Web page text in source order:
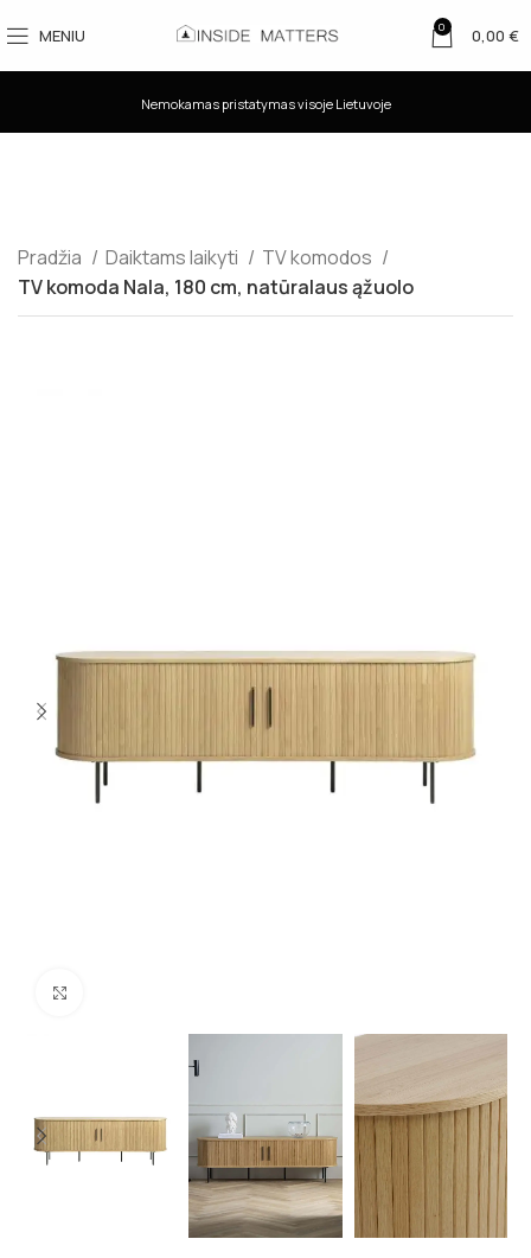
MENIU 0 0,00 €
Nemokamas pristatymas visoje Lietuvoje
Pradžia Daiktams laikyti
TV komodos
TV komoda Nala, 180 cm, natūralaus ąžuolo